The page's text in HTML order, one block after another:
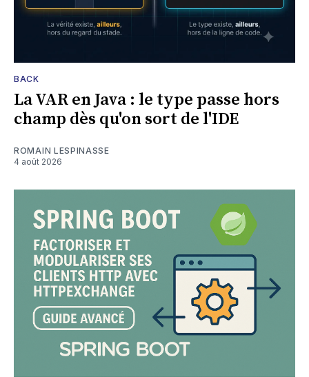
BACK
La VAR en Java : le type passe hors
champ dès qu'on sort de l'IDE
ROMAIN LESPINASSE
4 août 2026